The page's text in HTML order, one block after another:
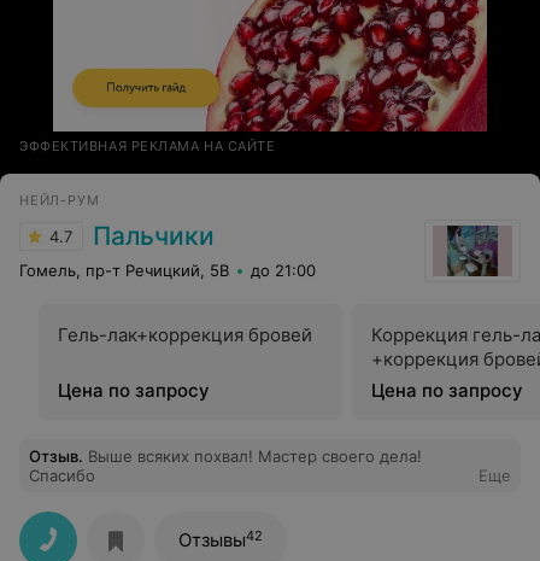
ЭФФЕКТИВНАЯ РЕКЛАМА НА САЙТЕ
НЕЙЛ-РУМ
4.7 Пальчики
Гомель, пр-т Речицкий, 5В до 21:00
Гель-лак+коррекция бровей
Цена по запросу
Коррекция гель-
+коррекция
Цена по запросу
Отзыв. Выше всяких похвал! Мастер своего дела!
Спасибо
Еще
Отзывы42